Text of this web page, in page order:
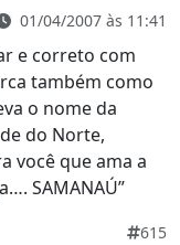
01/04/2007 às 11:41
e correto com
também como
o nome da
do Norte,
você que ama a
SAMANAÚ”
615